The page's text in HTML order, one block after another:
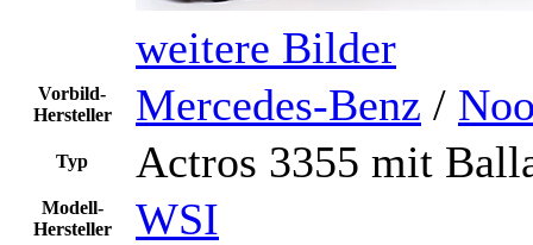
weitere Bilder
Vorbild-
Hersteller
Mercedes-Benz /
Typ Actros 3355 mit
Modell-
Hersteller
WSI